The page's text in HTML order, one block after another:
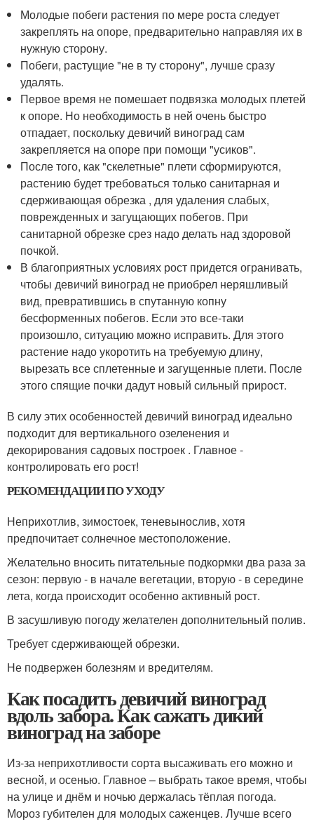
Молодые побеги растения по мере роста следует
закреплять на опоре, предварительно направляя их в
нужную сторону.
Побеги, растущие "не в ту сторону", лучше сразу
удалять.
Первое время не помешает подвязка молодых плетей
к опоре. Но необходимость в ней очень быстро
отпадает, поскольку девичий виноград сам
закрепляется на опоре при помощи "усиков".
После того, как "скелетные" плети сформируются,
растению будет требоваться только санитарная и
сдерживающая обрезка , для удаления слабых,
поврежденных и загущающих побегов. При
санитарной обрезке срез надо делать над здоровой
почкой.
В благоприятных условиях рост придется огранивать,
чтобы девичий виноград не приобрел неряшливый
вид, превратившись в спутанную копну
бесформенных побегов. Если это все-таки
произошло, ситуацию можно исправить. Для этого
растение надо укоротить на требуемую длину,
вырезать все сплетенные и загущенные плети. После
этого спящие почки дадут новый сильный прирост.
В силу этих особенностей девичий виноград идеально
подходит для вертикального озеленения и
декорирования садовых построек . Главное -
контролировать его рост!
РЕКОМЕНДАЦИИ ПО УХОДУ
Неприхотлив, зимостоек, теневынослив, хотя
предпочитает солнечное местоположение.
Желательно вносить питательные подкормки два раза за
сезон: первую - в начале вегетации, вторую - в середине
лета, когда происходит особенно активный рост.
В засушливую погоду желателен дополнительный полив.
Требует сдерживающей обрезки.
Не подвержен болезням и вредителям.
Как посадить девичий виноград
вдоль забора. Как сажать дикий
виноград на заборе
Из-за неприхотливости сорта высаживать его можно и
весной, и осенью. Главное – выбрать такое время, чтобы
на улице и днём и ночью держалась тёплая погода.
Мороз губителен для молодых саженцев. Лучше всего